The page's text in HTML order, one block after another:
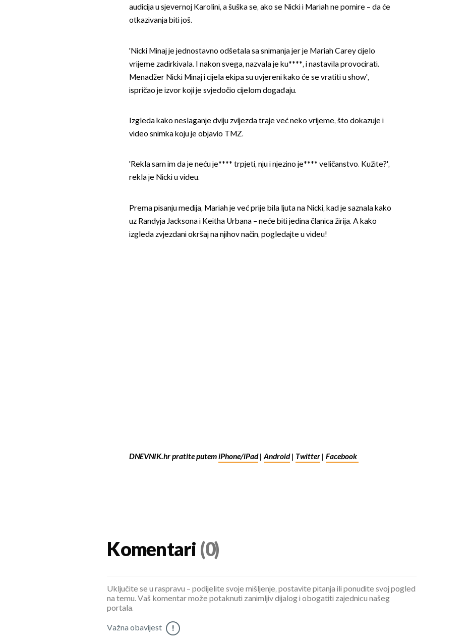
audicija u sjevernoj Karolini, a šuška se, ako se Nicki i Mariah ne pomire – da će
otkazivanja biti još.
'Nicki Minaj je jednostavno odšetala sa snimanja jer je Mariah Carey cijelo
vrijeme zadirkivala. I nakon svega, nazvala je ku****, i nastavila provocirati.
Menadžer Nicki Minaj i cijela ekipa su uvjereni kako će se vratiti u show',
ispričao je izvor koji je svjedočio cijelom događaju.
Izgleda kako neslaganje dviju zvijezda traje već neko vrijeme, što dokazuje i
video snimka koju je objavio TMZ.
'Rekla sam im da je neću je**** trpjeti, nju i njezino je**** veličanstvo. Kužite?',
rekla je Nicki u videu.
Prema pisanju medija, Mariah je već prije bila ljuta na Nicki, kad je saznala kako
uz Randyja Jacksona i Keitha Urbana – neće biti jedina članica žirija. A kako
izgleda zvjezdani okršaj na njihov način, pogledajte u videu!
DNEVNIK.hr pratite putemiPhone/iPad|Android| Twitter| Facebook
Komentari (0)
Uključite se u raspravu – podijelite svoje mišljenje, postavite pitanja ili ponudite svoj pogled
na temu. Vaš komentar može potaknuti zanimljiv dijalog i obogatiti zajednicu našeg
portala.
Važna obavijest !
OMOGUĆI OBAVIJESTI